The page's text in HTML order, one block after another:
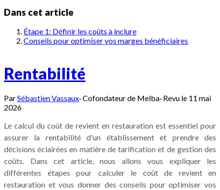
Dans cet article
Étape 1: Définir les coûts à inclure
Conseils pour optimiser vos marges bénéficiaires
Rentabilité
ParSébastien Vassaux·Cofondateur de Melba· Revu le 11 mai
2026
Le calcul du coût de revient en restauration est essentiel pour
assurer la rentabilité d'un établissement et prendre des
décisions éclairées en matière de tarification et de gestion des
coûts. Dans cet article, nous allons vous expliquer les
différentes étapes pour calculer le coût de revient en
restauration et vous donner des conseils pour optimiser vos